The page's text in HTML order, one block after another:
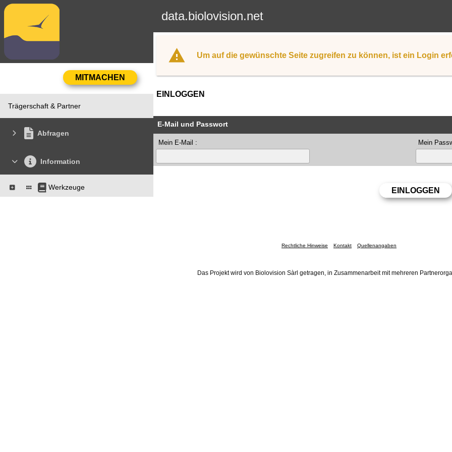
data.biolovision.net
Trägerschaft & Partner
Abfragen
Information
Werkzeuge
Um auf die gewünschte Seite zugreifen zu können, ist ein Login
EINLOGGEN
E-Mail und Passwort
Mein E-Mail : Mein
Rechtliche Hinweise Kontakt Quellenangaben
Das Projekt wird von Biolovision Sàrl getragen, in Zusammenarbeit mit mehreren